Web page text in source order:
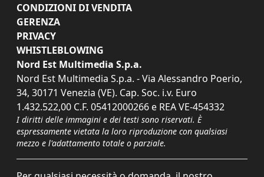
CONDIZIONI DI VENDITA
GERENZA
PRIVACY
WHISTLEBLOWING
Nord Est Multimedia S.p.a.
Nord Est Multimedia S.p.a. - Via Alessandro Poerio,
34, 30171 Venezia (VE). Cap. Soc. i.v. Euro
1.432.522,00 C.F. 05412000266 e REA VE-454332
I diritti delle immagini e dei testi sono riservati. È
espressamente vietata la loro riproduzione con qualsiasi
mezzo e l'adattamento totale o parziale.